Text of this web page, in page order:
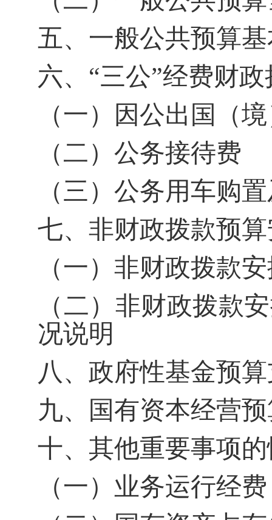
五、一般公共预算
六、 “三公”经费财
（一）因公出国（
（二）公务接待费
（三）公务用车购
七、非财政拨款预
（一）非财政拨款
（二）非财政拨款
况说明
八、政府性基金预
九、国有资本经营
十、其他重要事项
（一）业务运行经费